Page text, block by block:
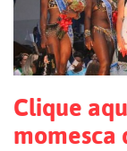
Clique
momesca